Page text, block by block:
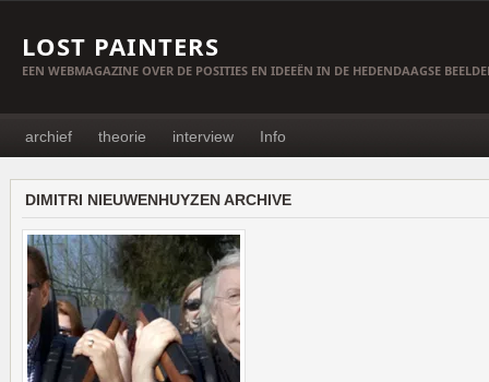
LOST PAINTERS
EEN WEBMAGAZINE OVER DE POSITIES EN IDEEËN IN DE HEDENDAAGSE
archief theorie interview Info
DIMITRI NIEUWENHUYZEN ARCHIVE